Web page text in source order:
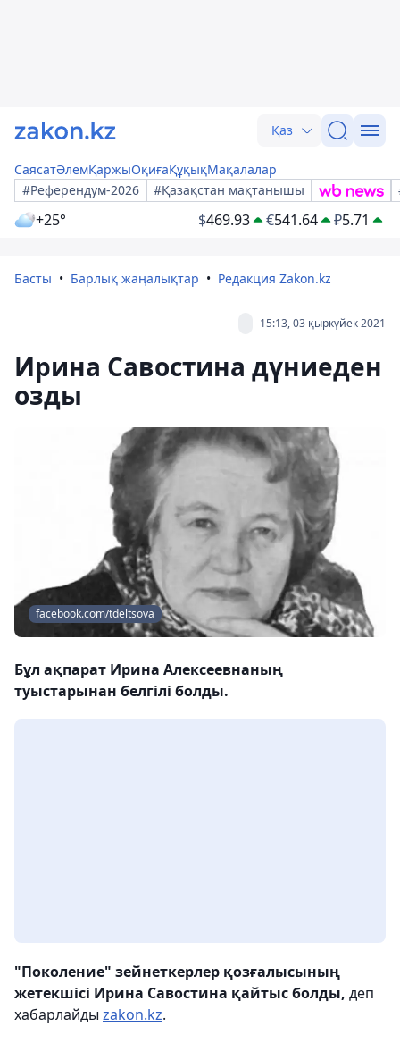
Қаз
СаясатӘлемҚаржыОқиғаҚұқықМақалалар
#Референдум-2026
#Қазақстан мақтанышы
+25° $469.93 €541.64 ₽5.71
Басты Барлық жаңалықтар Редакция Zakon.kz
15:13, 03 қыркүйек 2021
Ирина Савостина дүниеден
озды
facebook.com/tdeltsova
Бұл ақпарат Ирина Алексеевнаның
туыстарынан белгілі болды.
"Поколение" зейнеткерлер қозғалысының
жетекшісі Ирина Савостина қайтыс болды, деп
хабарлайды zakon.kz.